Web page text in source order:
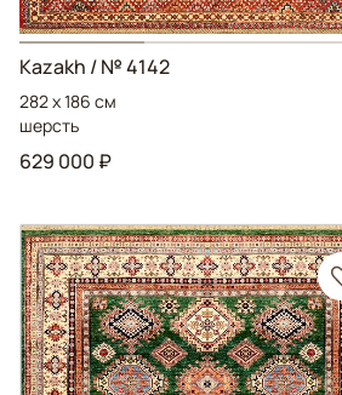
Kazakh / № 4142
282 x 186 см
шерсть
629 000 ₽